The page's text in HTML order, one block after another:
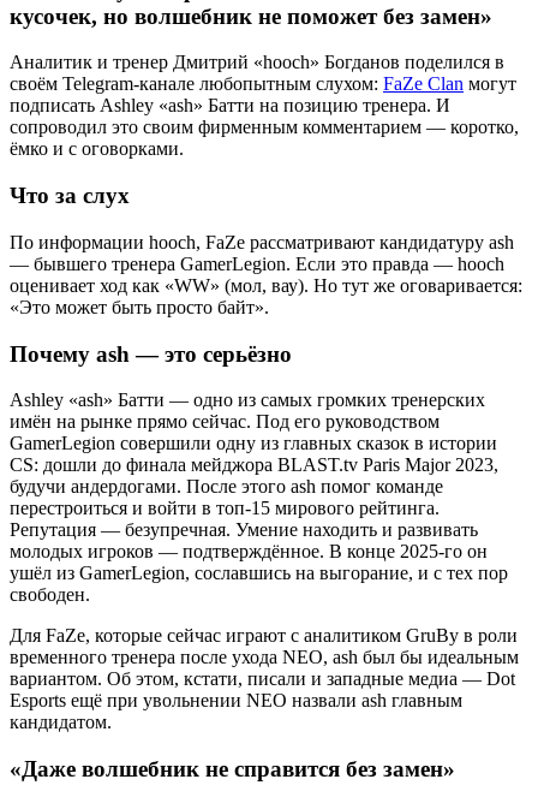
кусочек, но волшебник не поможет без замен»
Аналитик и тренер Дмитрий «hooch» Богданов поделился в
своём Telegram-канале любопытным слухом: FaZe Clan могут
подписать Ashley «ash» Батти на позицию тренера. И
сопроводил это своим фирменным комментарием — коротко,
ёмко и с оговорками.
Что за слух
По информации hooch, FaZe рассматривают кандидатуру ash
— бывшего тренера GamerLegion. Если это правда — hooch
оценивает ход как «WW» (мол, вау). Но тут же оговаривается:
«Это может быть просто байт».
Почему ash — это серьёзно
Ashley «ash» Батти — одно из самых громких тренерских
имён на рынке прямо сейчас. Под его руководством
GamerLegion совершили одну из главных сказок в истории
CS: дошли до финала мейджора BLAST.tv Paris Major 2023,
будучи андердогами. После этого ash помог команде
перестроиться и войти в топ-15 мирового рейтинга.
Репутация — безупречная. Умение находить и развивать
молодых игроков — подтверждённое. В конце 2025-го он
ушёл из GamerLegion, сославшись на выгорание, и с тех пор
свободен.
Для FaZe, которые сейчас играют с аналитиком GruBy в роли
временного тренера после ухода NEO, ash был бы идеальным
вариантом. Об этом, кстати, писали и западные медиа — Dot
Esports ещё при увольнении NEO назвали ash главным
кандидатом.
«Даже волшебник не справится без замен»